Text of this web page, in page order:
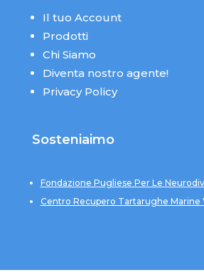
Il tuo Account
Prodotti
Chi Siamo
Diventa nostro agente!
Privacy Policy
Sosteniaimo
Fondazione Pugliese Per Le
Centro Recupero Tartarughe Marine